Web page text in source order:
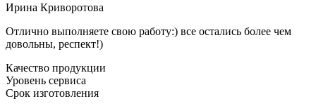
Ирина Криворотова
Отлично выполняете свою работу:) все остались более чем
довольны, респект!)
Качество продукции
Уровень сервиса
Срок изготовления